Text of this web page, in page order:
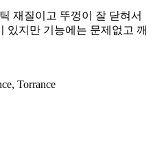
재질이고 뚜껑이 잘 닫혀서
있지만 기능에는 문제없고 깨
Torrance